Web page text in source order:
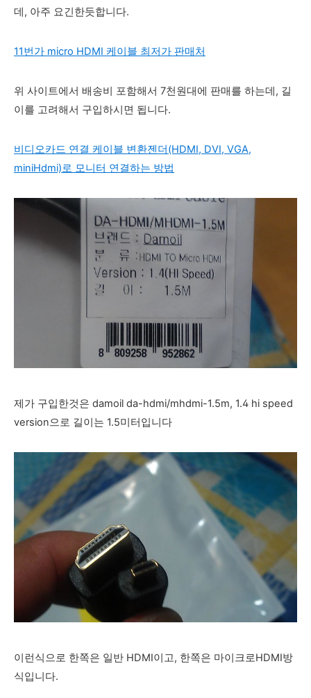
데, 아주 요긴한듯합니다.
11번가 micro HDMI 케이블 최저가 판매처
위 사이트에서 배송비 포함해서 7천원대에 판매를 하는데, 길
이를 고려해서 구입하시면 됩니다.
비디오카드 연결 케이블 변환젠더(HDMI, DVI, VGA,
miniHdmi)로 모니터 연결하는 방법
제가 구입한것은 damoil da-hdmi/mhdmi-1.5m, 1.4 hi speed
version으로 길이는 1.5미터입니다
이런식으로 한쪽은 일반 HDMI이고, 한쪽은 마이크로HDMI방
식입니다.